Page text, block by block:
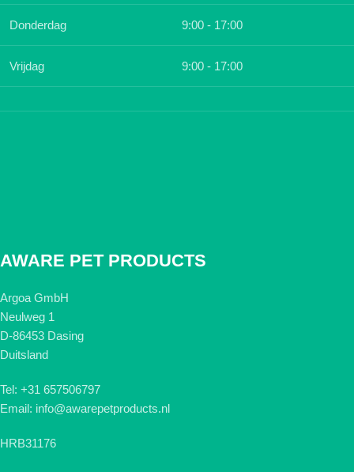
Donderdag 9:00 - 17:00
Vrijdag 9:00 - 17:00
AWARE PET PRODUCTS
Argoa GmbH
Neulweg 1
D-86453 Dasing
Duitsland
Tel: +31 657506797
Email: info@awarepetproducts.nl
HRB31176